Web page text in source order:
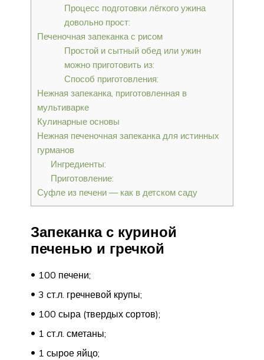
Процесс подготовки лёгкого ужина
довольно прост:
Печеночная запеканка с рисом
Простой и сытный обед или ужин
можно приготовить из:
Способ приготовления:
Нежная запеканка, приготовленная в
мультиварке
Кулинарные основы
Нежная печеночная запеканка для истинных
гурманов
Ингредиенты:
Приготовление:
Суфле из печени — как в детском саду
Запеканка с куриной
печенью и гречкой
100 печени;
3 ст.л. гречневой крупы;
100 сыра (твердых сортов);
1 ст.л. сметаны;
1 сырое яйцо;